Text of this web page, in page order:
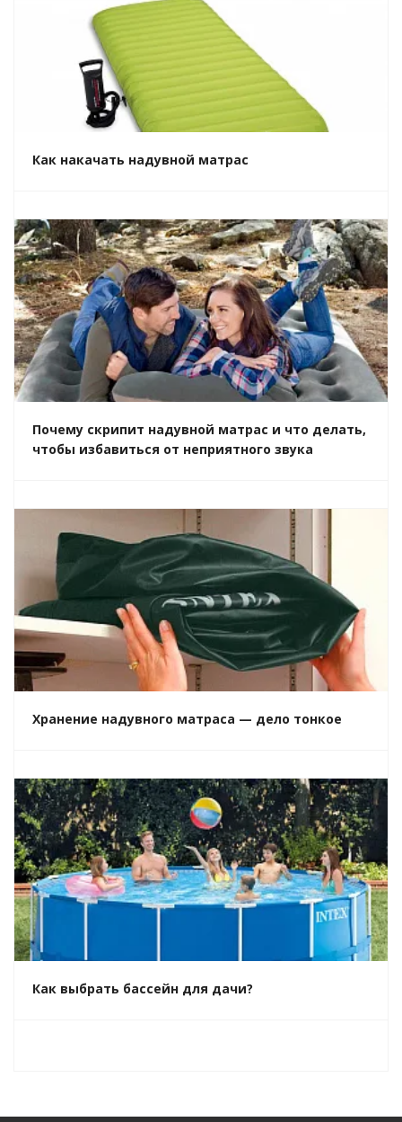
Как накачать надувной матрас
Почему скрипит надувной матрас и что делать,
чтобы избавиться от неприятного звука
Хранение надувного матраса — дело тонкое
Как выбрать бассейн для дачи?